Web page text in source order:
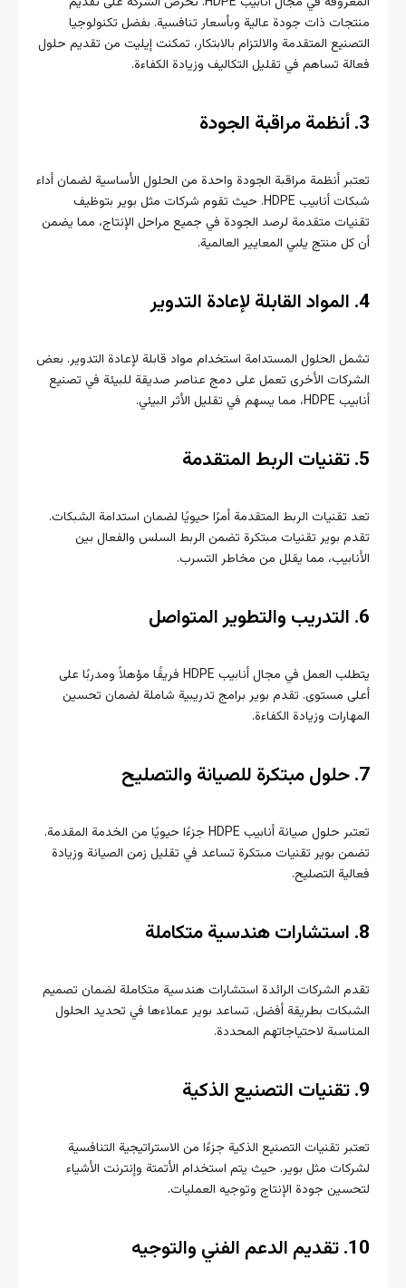
ذات جودة عالية وبأسعار تنافسية. بفضل تكنولوجيا
المتقدمة والالتزام بالابتكار، تمكنت إيليت من تقديم حلول
تساهم في تقليل التكاليف وزيادة الكفاءة.
أنظمة مراقبة الجودة
أنظمة مراقبة الجودة واحدة من الحلول الأساسية لضمان أداء
شبكات أنابيب HDPE. حيث تقوم شركات مثل بوير بتوظيف
متقدمة لرصد الجودة في جميع مراحل الإنتاج، مما يضمن
منتج يلبي المعايير العالمية.
المواد القابلة لإعادة التدوير
الحلول المستدامة استخدام مواد قابلة لإعادة التدوير. بعض
الأخرى تعمل على دمج عناصر صديقة للبيئة في تصنيع
تقنيات الربط المتقدمة
تقنيات الربط المتقدمة أمرًا حيويًا لضمان استدامة الشبكات.
بوير تقنيات مبتكرة تضمن الربط السلس والفعال بين
مما يقلل من مخاطر التسرب.
التدريب والتطوير المتواصل
يتطلب العمل في مجال أنابيب HDPE فريقًا مؤهلاً ومدربًا على
مستوى. تقدم بوير برامج تدريبية شاملة لضمان تحسين
وزيادة الكفاءة.
حلول مبتكرة للصيانة والتصليح
تعتبر حلول صيانة أنابيب HDPE جزءًا حيويًا من الخدمة المقدمة.
بوير تقنيات مبتكرة تساعد في تقليل زمن الصيانة وزيادة
التصليح.
استشارات هندسية متكاملة
الشركات الرائدة استشارات هندسية متكاملة لضمان تصميم
بطريقة أفضل. تساعد بوير عملاءها في تحديد الحلول
لاحتياجاتهم المحددة.
تقنيات التصنيع الذكية
تقنيات التصنيع الذكية جزءًا من الاستراتيجية التنافسية
مثل بوير. حيث يتم استخدام الأتمتة وإنترنت الأشياء
جودة الإنتاج وتوجيه العمليات.
تقديم الدعم الفني والتوجيه